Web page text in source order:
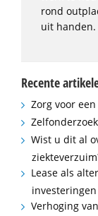
rond
uit handen.
Recente
Zorg voor
Wist u dit al
Lease als
investeringen
Verhoging